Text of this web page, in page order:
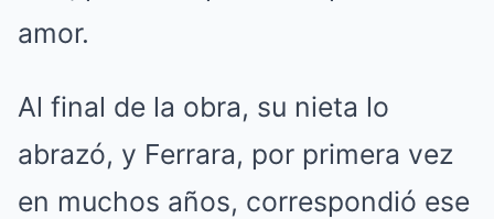
amor.
Al final de la obra, su nieta lo
abrazó, y Ferrara, por primera vez
en muchos años, correspondió ese